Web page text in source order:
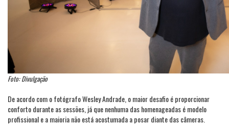
Foto: Divulgação
De acordo com o fotógrafo Wesley Andrade, o maior desafio é proporcionar
conforto durante as sessões, já que nenhuma das homenageadas é modelo
profissional e a maioria não está acostumada a posar diante das câmeras.